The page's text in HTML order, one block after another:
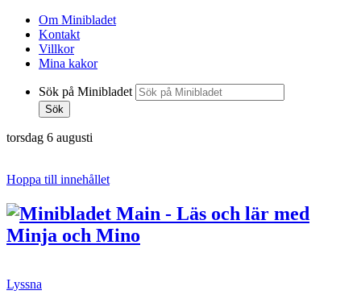
Om Minibladet
Kontakt
Villkor
Mina kakor
Sök på Minibladet
Sök
torsdag 6 augusti
Hoppa till innehållet
Lyssna